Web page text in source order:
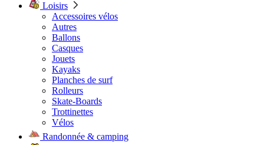
Loisirs
Accessoires vélos
Autres
Ballons
Casques
Jouets
Kayaks
Planches de surf
Rolleurs
Skate-Boards
Trottinettes
Vélos
Randonnée & camping